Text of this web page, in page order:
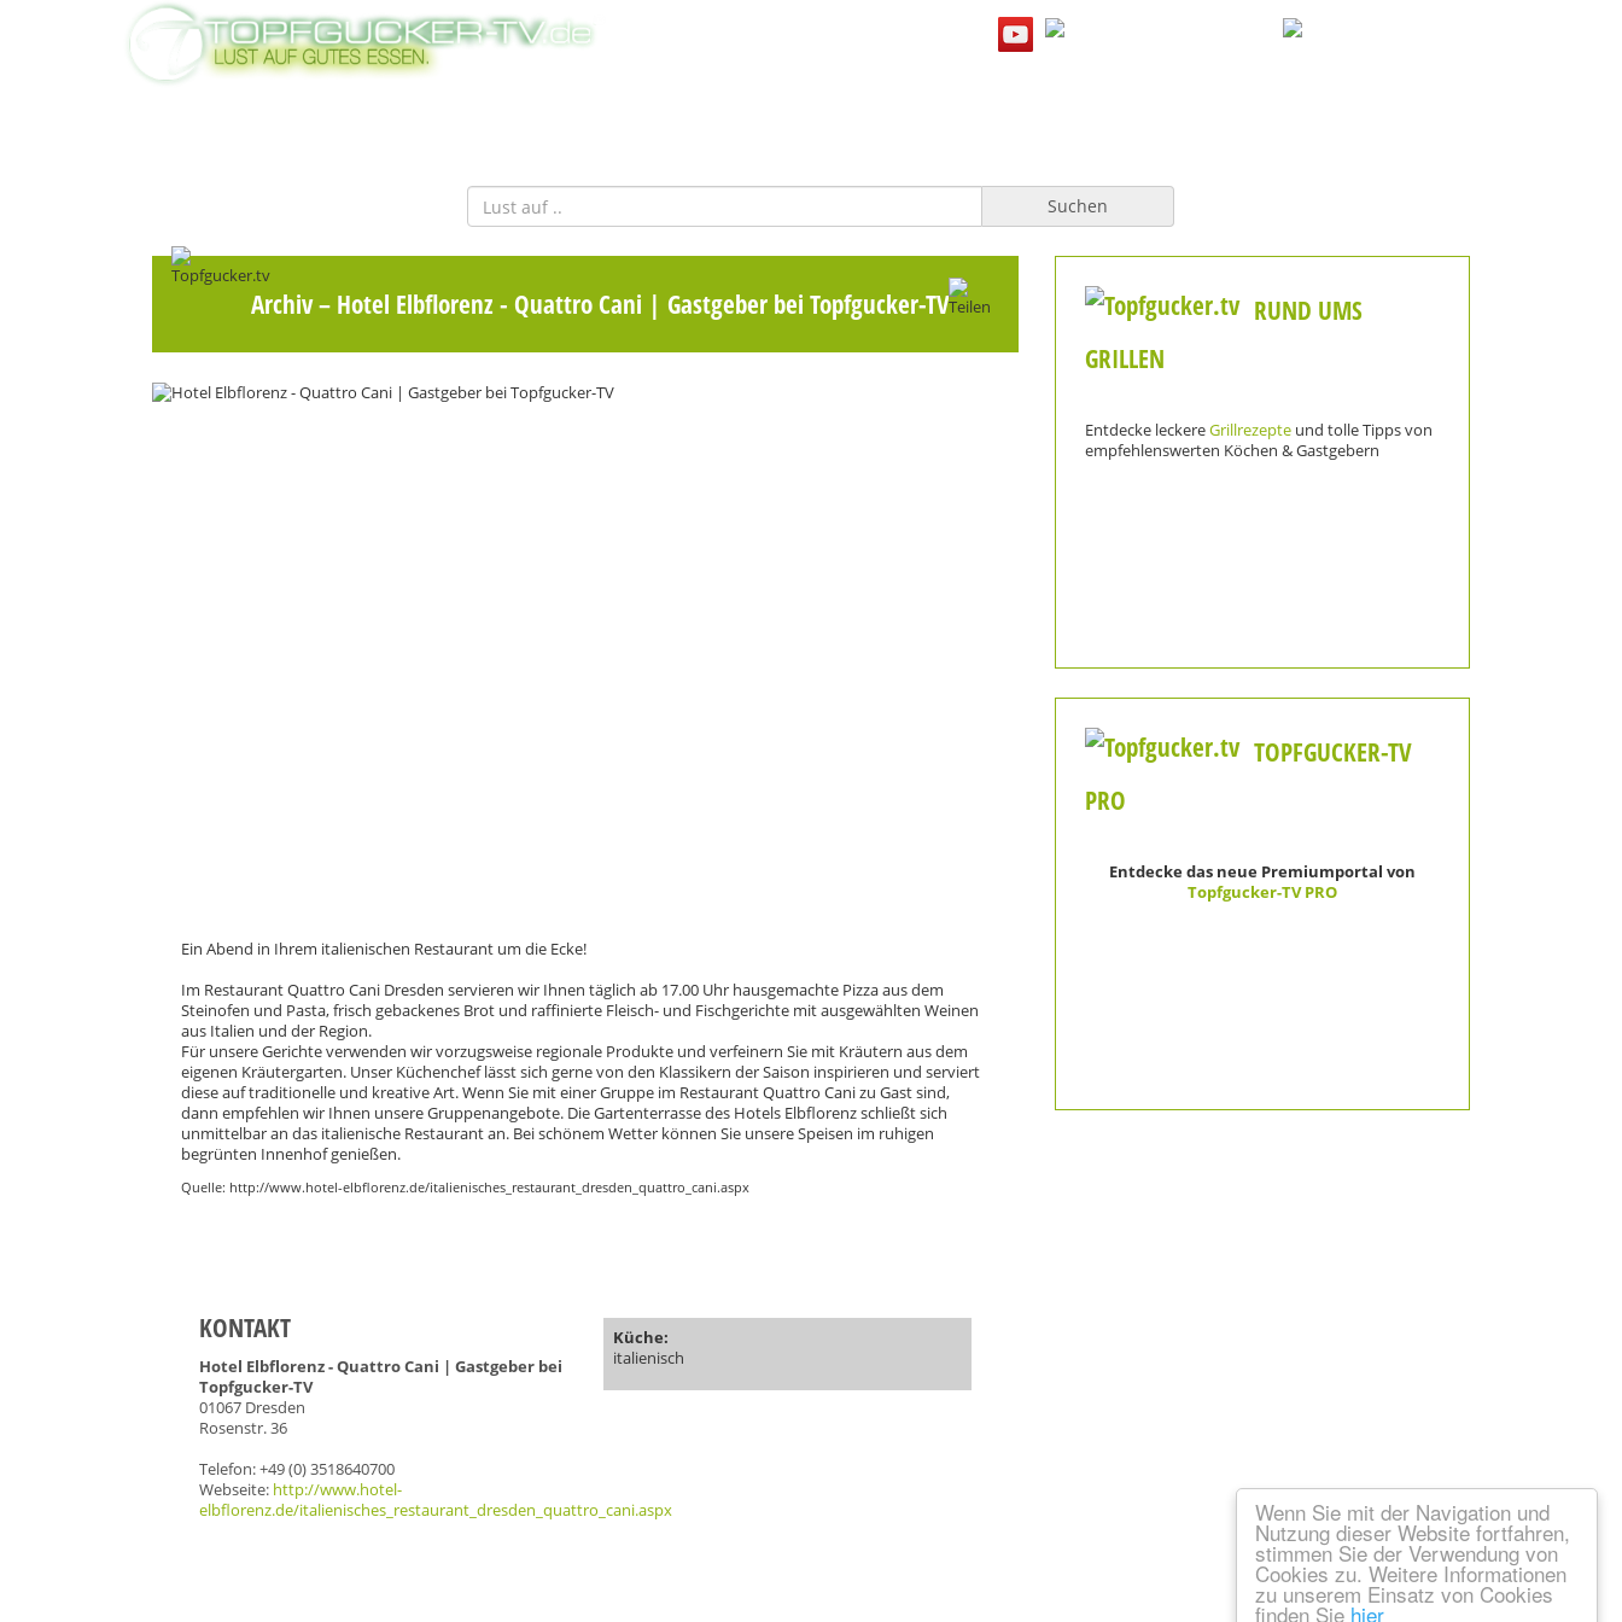
Wenn Sie mit der Navigation und
Nutzung dieser Website fortfahren,
stimmen Sie der Verwendung von
Cookies zu. Weitere Informationen
zu unserem Einsatz von Cookies
finden Sie hier
Suchen
Archiv– Hotel Elbflorenz - Quattro Cani | Gastgeber bei Topfgucker-TV
Ein Abend in Ihrem italienischen Restaurant um die Ecke!
Im Restaurant Quattro Cani Dresden servieren wir Ihnen täglich ab 17.00 Uhr hausgemachte Pizza aus dem
Steinofen und Pasta, frisch gebackenes Brot und raffinierte Fleisch- und Fischgerichte mit ausgewählten Weinen
aus Italien und der Region.
Für unsere Gerichte verwenden wir vorzugsweise regionale Produkte und verfeinern Sie mit Kräutern aus dem
eigenen Kräutergarten. Unser Küchenchef lässt sich gerne von den Klassikern der Saison inspirieren und serviert
diese auf traditionelle und kreative Art. Wenn Sie mit einer Gruppe im Restaurant Quattro Cani zu Gast sind,
dann empfehlen wir Ihnen unsere Gruppenangebote. Die Gartenterrasse des Hotels Elbflorenz schließt sich
unmittelbar an das italienische Restaurant an. Bei schönem Wetter können Sie unsere Speisen im ruhigen
begrünten Innenhof genießen.
Quelle: http://www.hotel-elbflorenz.de/italienisches_restaurant_dresden_quattro_cani.aspx
KONTAKT
Hotel Elbflorenz - Quattro Cani | Gastgeber bei
Topfgucker-TV
01067 Dresden
Rosenstr. 36
Telefon: +49 (0) 3518640700
Webseite: http://www.hotel-
elbflorenz.de/italienisches_restaurant_dresden_quattro_cani.aspx
Küche:
italienisch
RUND UMS
GRILLEN
Entdecke leckereGrillrezepte und tolle Tipps von
empfehlenswerten Köchen & Gastgebern
TOPFGUCKER-TV
PRO
Entdecke das neue Premiumportal von
Topfgucker-TV PRO